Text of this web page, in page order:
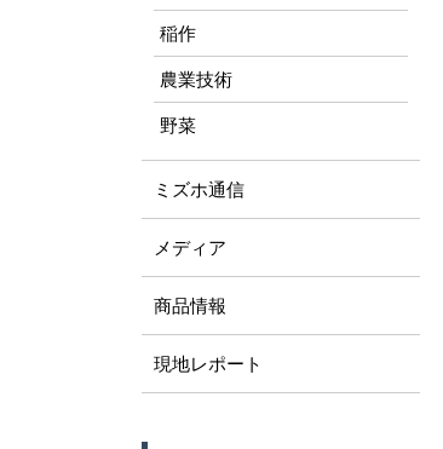
稲作
農業技術
野菜
ミズホ通信
メディア
商品情報
現地レポート